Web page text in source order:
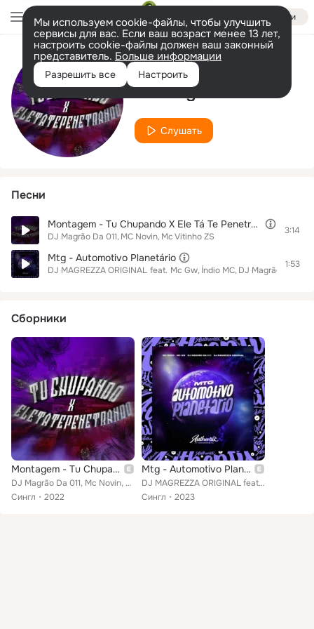
Войти
Мы используем cookie-файлы, чтобы улучшить
сервисы для вас. Если ваш возраст менее 13 лет,
настроить cookie-файлы должен ваш законный
представитель. Больше информации
Разрешить все Настроить
Исполнитель
DJ Magrão Da 011
Слушать
Песни
Montagem - Tu Chupando X Ele Tá Te Penetrando
DJ Magrão Da 011 MC Novin Mc Vitinho ZS
3:14
Mtg - Automotivo Planetário
DJ MAGREZZA ORIGINAL feat. Mc Gw Índio MC DJ Magrão Da 011
1:53
Сборники
Montagem - Tu Chupando X Ele Tá Te Penetrando
DJ Magrão Da 011, Mc Novin, Mc vitinho zs
Сингл
2022
Mtg - Automotivo Planetário
DJ MAGREZZA ORIGINAL feat. MC GW, MC Índio, DJ Magrão Da 011
Сингл
2023